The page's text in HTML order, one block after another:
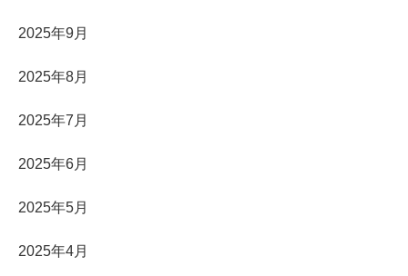
2025年9月
2025年8月
2025年7月
2025年6月
2025年5月
2025年4月